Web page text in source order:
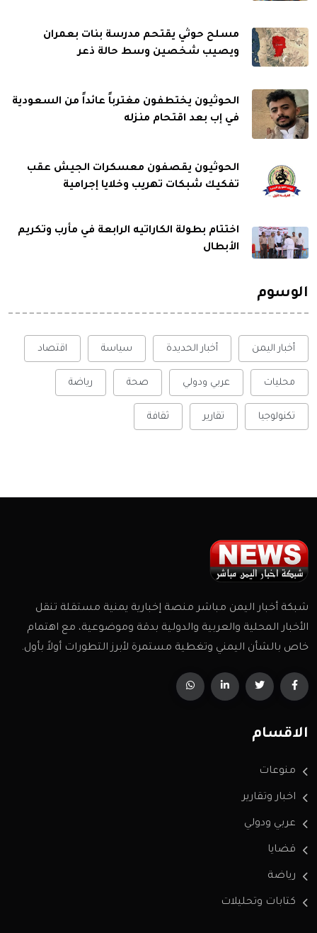
مسلح حوثي يقتحم مدرسة بنات بعمران
ويصيب شخصين وسط حالة ذعر
الحوثيون يختطفون مغترباً عائداً من السعودية
في إب بعد اقتحام منزله
الحوثيون يقصفون معسكرات الجيش عقب
تفكيك شبكات تهريب وخلايا إجرامية
اختتام بطولة الكاراتيه الرابعة في مأرب وتكريم
الأبطال
الوسوم
أخبار اليمن أخبار الحديدة سياسة اقتصاد
محليات عربي ودولي صحة رياضة
تكنولوجيا تقارير ثقافة
شبكة أخبار اليمن مباشر منصة إخبارية يمنية مستقلة تنقل
الأخبار المحلية والعربية والدولية بدقة وموضوعية، مع اهتمام
خاص بالشأن اليمني وتغطية مستمرة لأبرز التطورات أولاً بأول.
الاقسام
منوعات
اخبار وتقارير
عربي ودولي
قضايا
رياضة
كتابات وتحليلات